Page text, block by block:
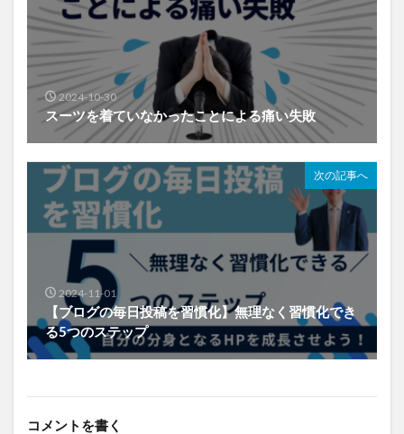
2024-10-30
スーツを着ていなかったことによる痛い失敗
次の記事へ
2024-11-01
【ブログの毎日投稿を習慣化】無理なく習慣化でき
る5つのステップ
コメントを書く